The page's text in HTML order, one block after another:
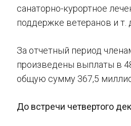
санаторно-курортное
поддержке ветеранов и т.
За отчетный период
произведены выплаты в
общую сумму 367,5
До встречи четвертого